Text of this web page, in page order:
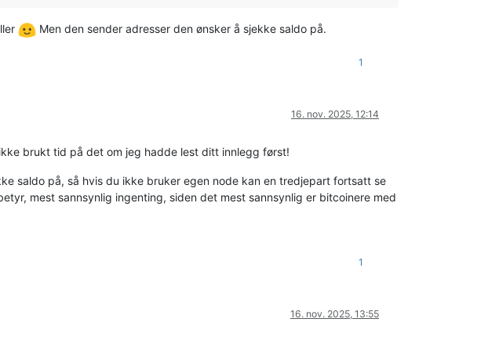
Men den sender adresser den ønsker å sjekke saldo på.
1
16. nov. 2025, 12:14
brukt tid på det om jeg hadde lest ditt innlegg først!
saldo på, så hvis du ikke bruker egen node kan en tredjepart fortsatt se
mest sannsynlig ingenting, siden det mest sannsynlig er bitcoinere med
1
16. nov. 2025, 13:55